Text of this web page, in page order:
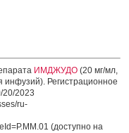
ИМДЖУДО (20 мг/мл,
инфузий). Регистрационное
2023
ru-
(доступно на